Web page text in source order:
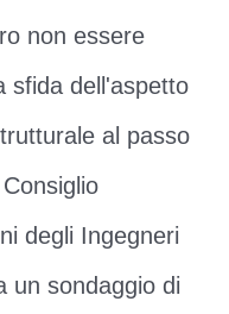
non essere
sfida dell'aspetto
al passo
degli Ingegneri
un sondaggio di